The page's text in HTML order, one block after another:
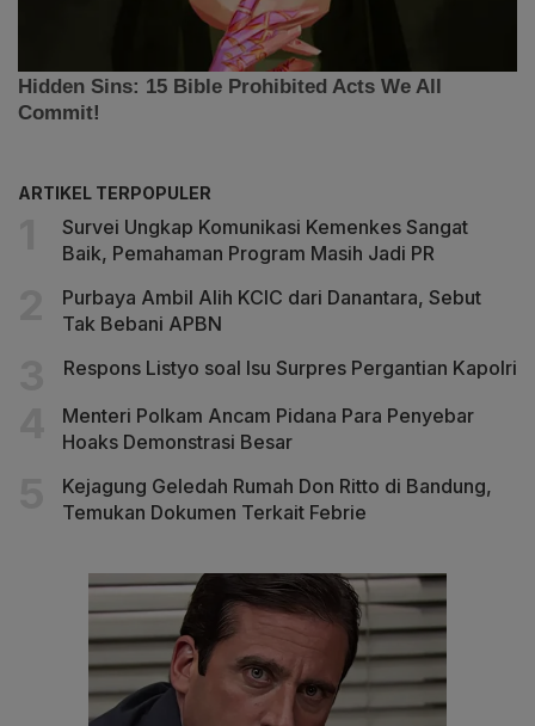
ARTIKEL TERPOPULER
Survei Ungkap Komunikasi Kemenkes Sangat
Baik, Pemahaman Program Masih Jadi PR
Purbaya Ambil Alih KCIC dari Danantara, Sebut
Tak Bebani APBN
Respons Listyo soal Isu Surpres Pergantian Kapolri
Menteri Polkam Ancam Pidana Para Penyebar
Hoaks Demonstrasi Besar
Kejagung Geledah Rumah Don Ritto di Bandung,
Temukan Dokumen Terkait Febrie